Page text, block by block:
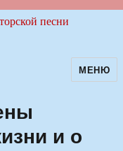
авторскойМЕНЮ
и о